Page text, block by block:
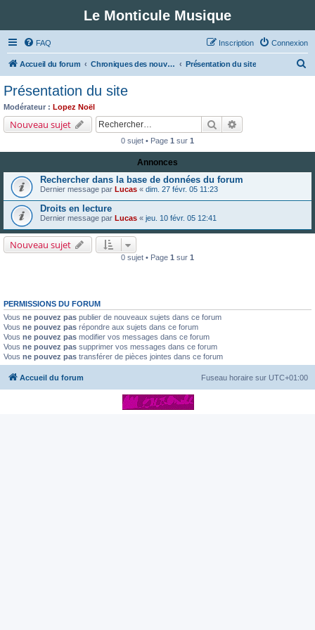
Le Monticule Musique
FAQ Connexion
Inscription
Accueil du forum Chroniques des nouveautés musicales : Pour voir les visuels des notices vous devez vous enregistrer. Présentation du site
Présentation du site
Modérateur : Lopez Noël
Nouveau sujet Rechercher
0 sujet • Page 1 sur 1
Annonces
Rechercher dans la base de données du forum
Dernier message par Lucas « dim. 27 févr. 05 11:23
Droits en lecture
Dernier message par Lucas « jeu. 10 févr. 05 12:41
Nouveau sujet
0 sujet • Page 1 sur 1
PERMISSIONS DU FORUM
Vous ne pouvez pas publier de nouveaux sujets dans ce forum
Vous ne pouvez pas répondre aux sujets dans ce forum
Vous ne pouvez pas modifier vos messages dans ce forum
Vous ne pouvez pas supprimer vos messages dans ce forum
Vous ne pouvez pas transférer de pièces jointes dans ce forum
Accueil du forum Fuseau horaire sur UTC+01:00